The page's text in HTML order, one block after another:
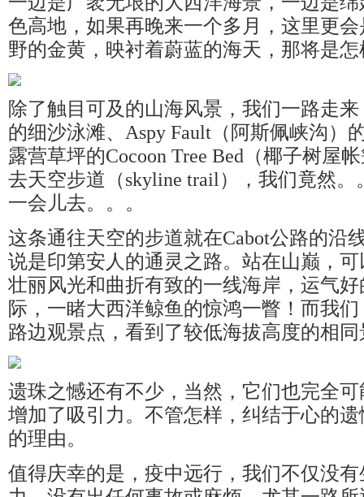
色高地，如果再晚来一个多月，这里更
野的金黄，映衬着蔚蓝的海天，那将是
除了触目可及的山海风景，我们一路走
的细沙泳滩、Aspy Fault（阿斯佩峡沟）
露营草坪的Cocoon Tree Bed（椰子树屋
去天空步道（skyline trail），我们竟然
一会儿去。。。
这条通往天空的步道就在Cabot公路的沿
说是印第安人的通灵之路。站在山巅，
壮丽风光和曲折有致的一线海岸，运气
际，一睹大西洋鲸鱼的惊鸿一瞥！而我
路边观景点，看到了较低海拔高度的相
遗珠之憾还有不少，当然，它们也完全
增加了吸引力。不管怎样，纠结于心的
的理由。
值得庆幸的是，疫中远行，我们不仅没